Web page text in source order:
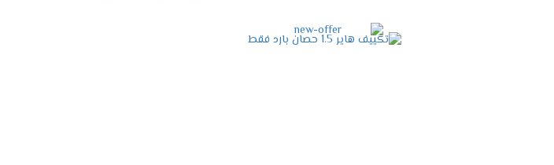
تقنيات تبريد متقدمة توفر كفاءة عالية وتوفير في استهلاك الطاقة.